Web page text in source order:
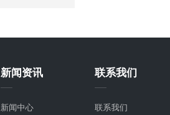
新闻资讯
新闻中心
联系我们
联系我们